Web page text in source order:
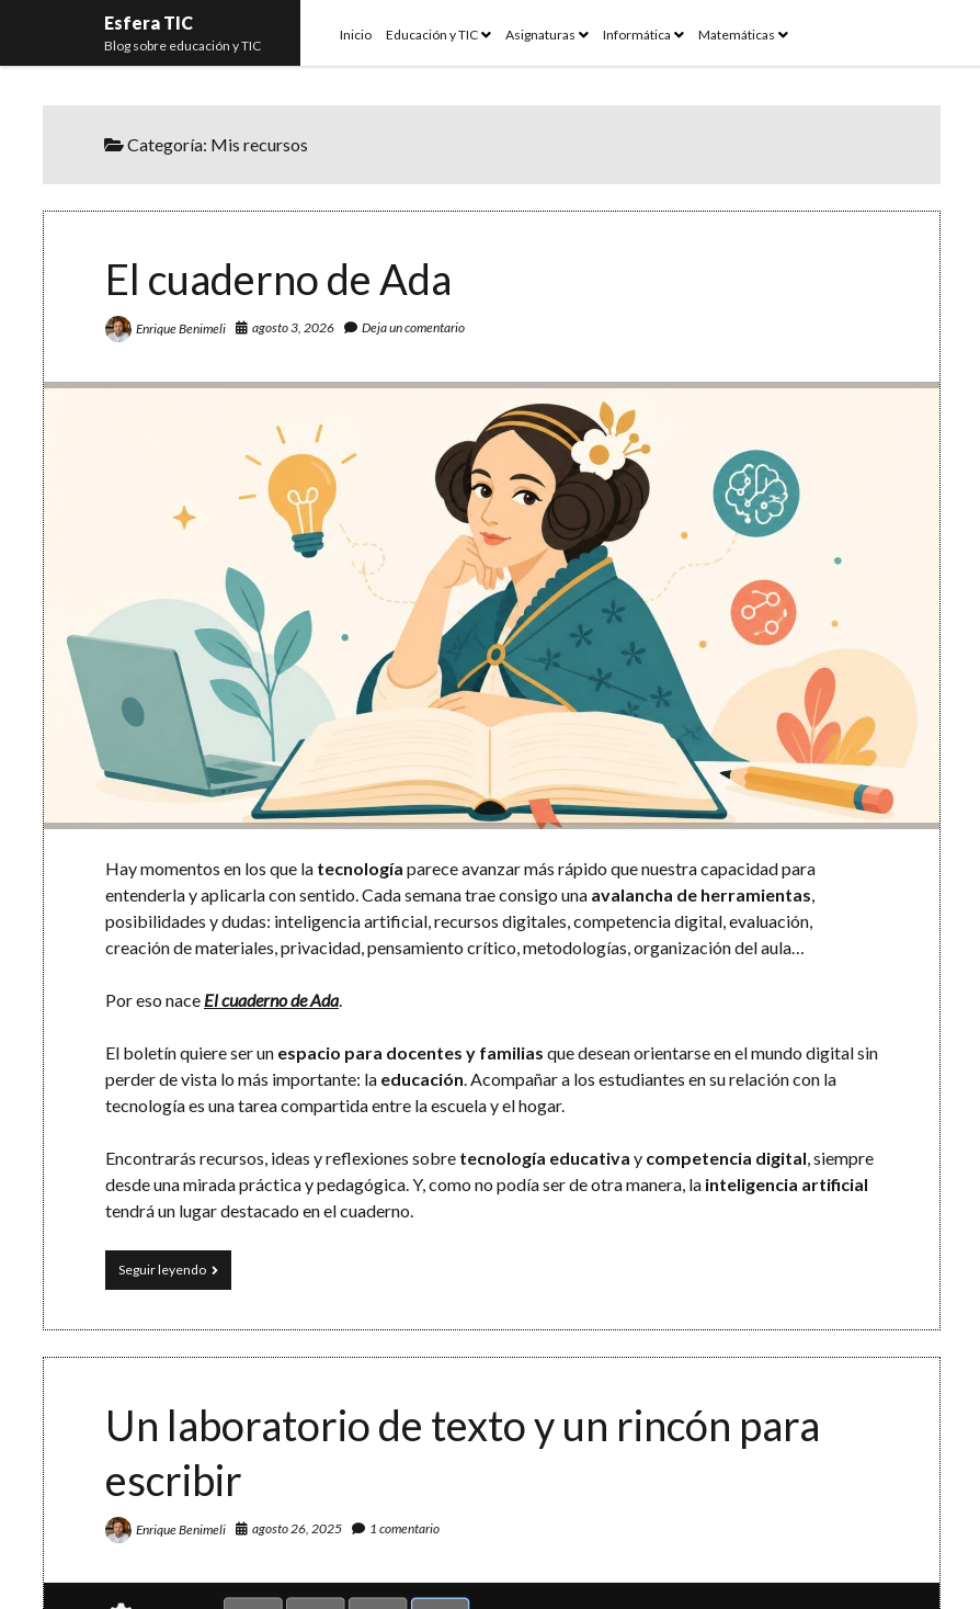
Esfera TIC
Blog sobre educación y TIC
Inicio Educación y TIC openAsignaturas openInformática openMatemáticas open
Categoría: Mis recursos
El cuaderno de Ada
Enrique Benimeli agosto 3, 2026 Deja un comentario
Hay momentos en los que la tecnología parece avanzar más rápido que nuestra capacidad para
entenderla y aplicarla con sentido. Cada semana trae consigo una avalancha de herramientas,
posibilidades y dudas: inteligencia artificial, recursos digitales, competencia digital, evaluación,
creación de materiales, privacidad, pensamiento crítico, metodologías, organización del aula…
Por eso nace El cuaderno de Ada.
El boletín quiere ser un espacio para docentes y familias que desean orientarse en el mundo digital sin
perder de vista lo más importante: la educación. Acompañar a los estudiantes en su relación con la
tecnología es una tarea compartida entre la escuela y el hogar.
Encontrarás recursos, ideas y reflexiones sobre tecnología educativa y competencia digital, siempre
desde una mirada práctica y pedagógica. Y, como no podía ser de otra manera, la inteligencia artificial
tendrá un lugar destacado en el cuaderno.
Seguir leyendoEl
cuaderno
Ada
Un laboratorio de texto y un rincón para
escribir
Enrique Benimeli agosto 26, 2025 1 comentario